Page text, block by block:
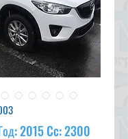
2015 Cc: 2300